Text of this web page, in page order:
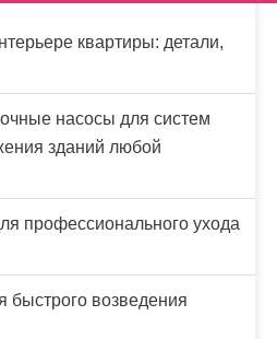
квартиры: детали,
насосы для систем
зданий любой
профессионального ухода
быстрого возведения